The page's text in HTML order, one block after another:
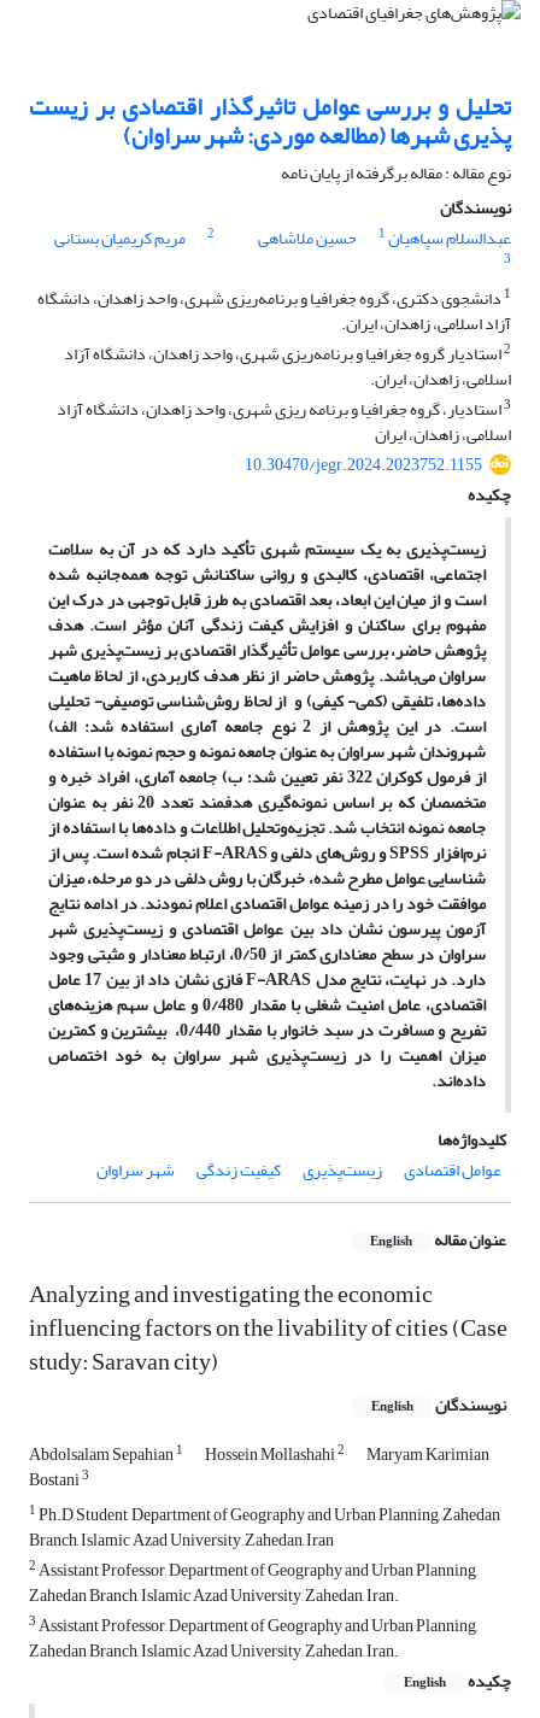
تحلیل و بررسی عوامل تاثیرگذار اقتصادی بر زیست
پذیری شهرها (مطالعه موردی: شهر سراوان)
نوع مقاله : مقاله برگرفته از پایان نامه
نویسندگان
عبدالسلام سپاهیان1 حسین ملاشاهی 2 مریم کریمیان بستانی
3
1 دانشجوی دکتری، گروه جغرافیا و برنامه‌ریزی شهری، واحد زاهدان، دانشگاه
آزاد اسلامی، زاهدان، ایران.
2استادیار گروه جغرافیا و برنامه‌ریزی شهری، واحد زاهدان، دانشگاه آزاد
اسلامی، زاهدان، ایران.
3استادیار، گروه جغرافیا و برنامه ریزی شهری، واحد زاهدان، دانشگاه آزاد
اسلامی، زاهدان، ایران
10.30470/jegr.2024.2023752.1155
چکیده
زیست‌‌پذیری به یک سیستم شهری تأکید دارد که در آن به سلامت
اجتماعی، اقتصادی، کالبدی و روانی ساکنانش توجه همه‌‌جانبه شده
است و از میان این ابعاد، بعد اقتصادی به طرز قابل توجهی در درک این
مفهوم برای ساکنان و افزایش کیفت زندگی آنان مؤثر است. هدف
پژوهش حاضر، بررسی عوامل تأثیرگذار اقتصادی بر زیست‌‌پذیری شهر
سراوان می‌‌باشد. پژوهش حاضر از نظر هدف کاربردی، از لحاظ ماهیت
داده‌‌ها، تلفیقی (کمی- کیفی) و از لحاظ روش‌‌شناسی توصیفی- تحلیلی
است. در این پژوهش از 2 نوع جامعه آماری استفاده شد: الف)
شهروندان شهر سراوان به عنوان جامعه نمونه و حجم نمونه با استفاده
از فرمول کوکران 322 نفر تعیین شد؛ ب) جامعه آماری، افراد خبره و
متخصصان که بر اساس نمونه‌‌گیری هدفمند تعدد 20 نفر به عنوان
جامعه نمونه انتخاب شد. تجزیه‌‌وتحلیل اطلاعات و داده‌‌ها با استفاده از
نرم‌‌افزار SPSS و روش‌‌های دلفی و F-ARAS انجام شده است. پس از
شناسایی عوامل مطرح شده، خبرگان با روش دلفی در دو مرحله، میزان
موافقت خود را در زمینه عوامل اقتصادی اعلام نمودند. در ادامه نتایج
آزمون پیرسون نشان داد بین عوامل اقتصادی و زیست‌‌پذیری شهر
سراوان در سطح معناداری کمتر از 0/50، ارتباط معنادار و مثبتی وجود
دارد. در نهایت، نتایج مدل F-ARAS فازی نشان داد از بین 17 عامل
اقتصادی، عامل امنیت شغلی با مقدار 0/480 و عامل سهم هزینه‌‌های
تفریح و مسافرت در سبد خانوار با مقدار 0/440، بیشترین و کمترین
میزان اهمیت را در زیست‌‌پذیری شهر سراوان به خود اختصاص
داده‌‌اند.
کلیدواژه‌ها
عوامل اقتصادی
زیست‌پذیری کیفیت زندگی شهر سراوان
عنوان مقاله English
Analyzing and investigating the economic
influencing factors on the livability of cities (Case
study: Saravan city)
نویسندگان English
Abdolsalam Sepahian1 Hossein Mollashahi2 Maryam Karimian
Bostani3
1Ph.D Student, Department of Geography and Urban Planning, Zahedan
Branch, Islamic Azad University, Zahedan, Iran
2Assistant Professor, Department of Geography and Urban Planning,
Zahedan Branch, Islamic Azad University, Zahedan, Iran.
3Assistant Professor, Department of Geography and Urban Planning,
Zahedan Branch, Islamic Azad University, Zahedan, Iran.
چکیده
English